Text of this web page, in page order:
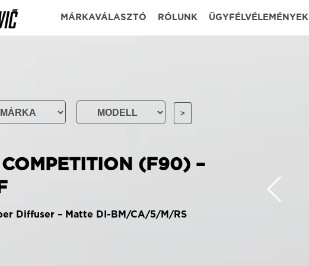
MÁRKAVÁLASZTÓ RÓLUNK ÜGYFÉLVÉLEMÉNYEK
(F90) –
Diffuser – Matte DI-BM/CA/5/M/RS